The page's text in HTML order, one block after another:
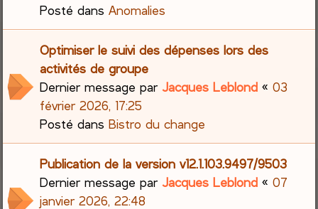
Posté dansAnomalies
Optimiser le suivi des dépenses lors des
activités de groupe
Dernier message parJacques Leblond «03
février 2026, 17:25
Posté dansBistro du change
Publication de la version v12.1.103.9497/9503
Dernier message parJacques Leblond «07
janvier 2026, 22:48